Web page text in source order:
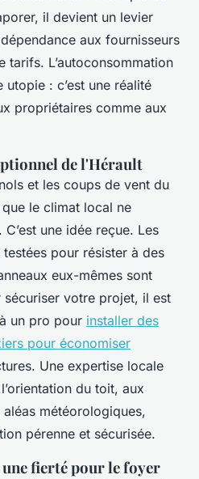
il devient un levier
aux fournisseurs
tarifs. L’autoconsommation
utopie : c’est une réalité
propriétaires comme aux
de l'Hérault
et les coups de vent du
le climat local ne
une idée reçue. Les
pour résister à des
eux-mêmes sont
sécuriser votre projet, il est
un pro pour installer des
pour économiser
Une expertise locale
du toit, aux
météorologiques,
pérenne et sécurisée.
fierté pour le foyer